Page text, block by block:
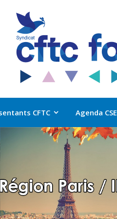
CFTC Agenda CSE